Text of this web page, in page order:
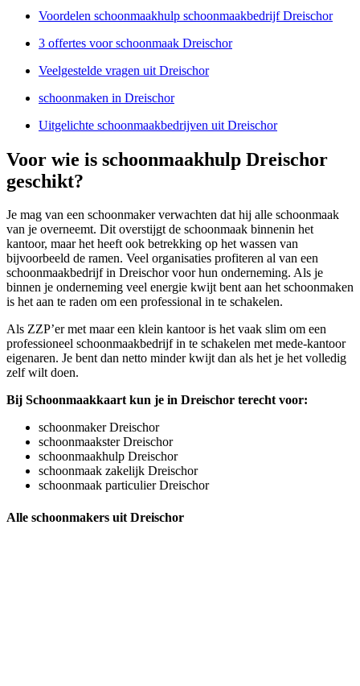
Voordelen schoonmaakhulp schoonmaakbedrijf Dreischor
3 offertes voor schoonmaak Dreischor
Veelgestelde vragen uit Dreischor
schoonmaken in Dreischor
Uitgelichte schoonmaakbedrijven uit Dreischor
Voor wie is schoonmaakhulp Dreischor
geschikt?
Je mag van een schoonmaker verwachten dat hij alle schoonmaak
van je overneemt. Dit overstijgt de schoonmaak binnenin het
kantoor, maar het heeft ook betrekking op het wassen van
bijvoorbeeld de ramen. Veel organisaties profiteren al van een
schoonmaakbedrijf in Dreischor voor hun onderneming. Als je
binnen je onderneming veel energie kwijt bent aan het schoonmaken
is het aan te raden om een professional in te schakelen.
Als ZZP’er met maar een klein kantoor is het vaak slim om een
professioneel schoonmaakbedrijf in te schakelen met mede-kantoor
eigenaren. Je bent dan netto minder kwijt dan als het je het volledig
zelf wilt doen.
Bij Schoonmaakkaart kun je in Dreischor terecht voor:
schoonmaker Dreischor
schoonmaakster Dreischor
schoonmaakhulp Dreischor
schoonmaak zakelijk Dreischor
schoonmaak particulier Dreischor
Alle schoonmakers uit Dreischor